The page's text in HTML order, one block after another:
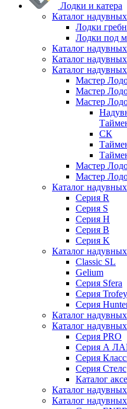
Лодки и катера
Каталог
Лодки
Лодки под
Каталог
Каталог
Каталог
Мастер
Мастер
Мастер
СК
Мастер
Мастер
Каталог
Серия R
Серия S
Серия H
Серия B
Серия K
Каталог
Classic SL
Gelium
Серия Sfera
Серия Trofey
Серия
Каталог
Каталог
Серия PRO
Серия А
Серия
Серия Стелс
Каталог
Каталог
Каталог